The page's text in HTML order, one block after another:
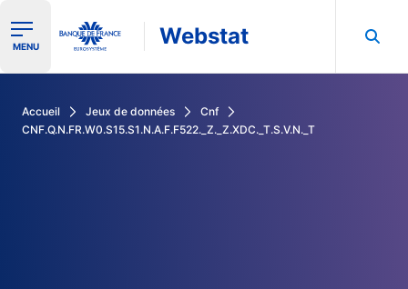
Ouvrir le menu de navigation
MENU Webstat
Accueil Jeux de données
Cnf
CNF.Q.N.FR.W0.S15.S1.N.A.F.F522._Z._Z.XDC._T.S.V.N._T